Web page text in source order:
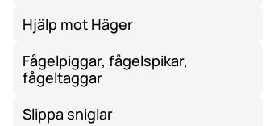
Hjälp mot Häger
Fågelpiggar, fågelspikar,
fågeltaggar
Slippa sniglar